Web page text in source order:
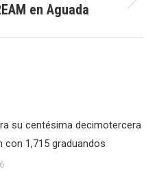
Next en Aguada
su centésima decimotercera
con 1,715 graduandos